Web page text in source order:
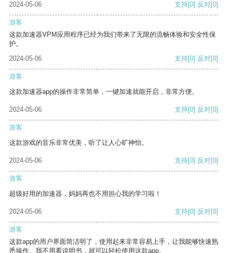
2024-05-06
支持[0] 反对[0]
游客
这款加速器VPM应用程序已经为我们带来了无限的流畅体验和安全性保
护。
2024-05-06
支持[0] 反对[0]
游客
这款加速器app的操作非常简单，一键加速就能开启，非常方便。
2024-05-06 支持[0] 反对[0]
游客
这款游戏的音乐非常优美，听了让人心旷神怡。
2024-05-06 支持[0] 反对[0]
游客
超级好用的加速器，妈妈再也不用担心我的学习啦！
2024-05-06 支持[0] 反对[0]
游客
这款app的用户界面简洁明了，使用起来非常容易上手，让我能够快速熟
悉操作。我不用看说明书，就可以轻松使用这款app。